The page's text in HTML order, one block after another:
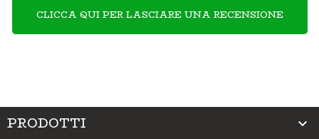
CLICCA QUI PER LASCIARE UNA RECENSIONE
PRODOTTI 